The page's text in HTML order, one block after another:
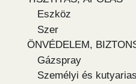
Eszköz
Szer
ÖNVÉDELEM,
Gázspray
Személyi és